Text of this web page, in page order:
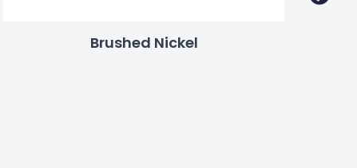
Brushed Nickel